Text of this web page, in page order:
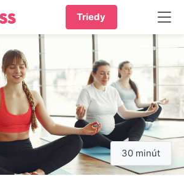
Triedy
30 minút